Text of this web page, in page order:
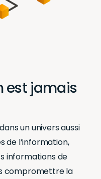
est jamais
un univers aussi
de l’information,
informations de
compromettre la